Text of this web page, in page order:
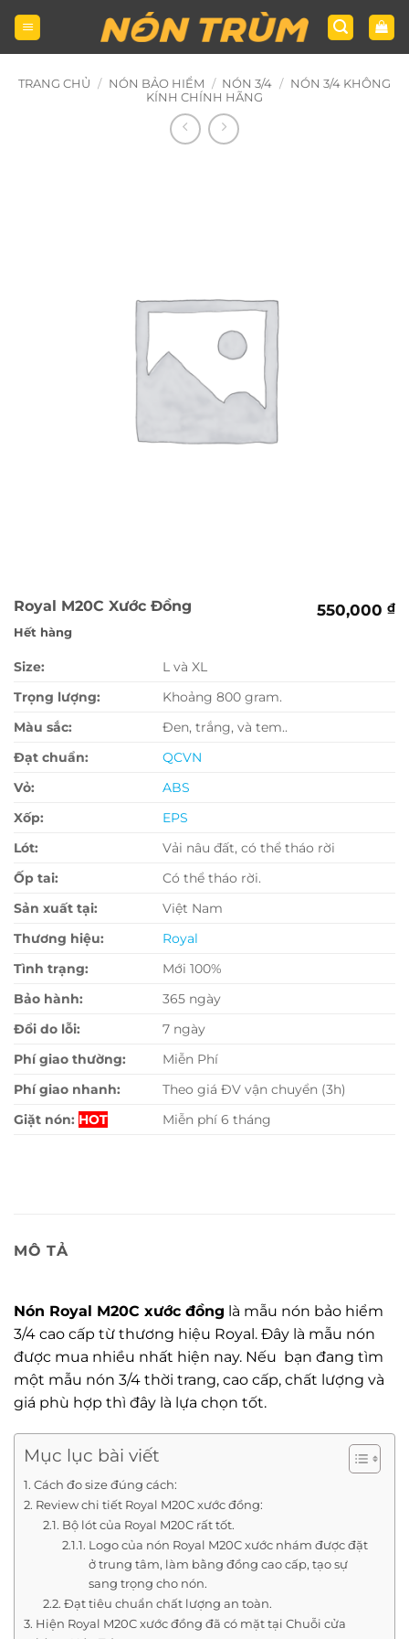
Bỏ
qua
nội
dungTRANG CHỦ / NÓN BẢO HIỂM / NÓN 3/4 / NÓN 3/4 KHÔNG
KÍNH CHÍNH HÃNG
Royal M20C Xước Đồng 550,000 ₫
Hết hàng
Size:
L và XL
Trọng lượng:
Khoảng 800 gram.
Màu sắc:
Đen, trắng, và tem..
Đạt chuẩn:
QCVN
Vỏ:
ABS
Xốp:
EPS
Lót:
Vải nâu đất, có thể tháo rời
Ốp tai:
Có thể tháo rời.
Sản xuất tại:
Việt Nam
Thương hiệu:
Royal
Tình trạng:
Mới 100%
Bảo hành:
365 ngày
Đổi do lỗi:
7 ngày
Phí giao thường:
Miễn Phí
Phí giao nhanh:
Theo giá ĐV vận chuyển (3h)
Giặt nón: HOT Miễn phí 6 tháng
MÔ TẢ
Nón Royal M20C xước đồng là mẫu nón bảo hiểm
3/4 cao cấp từ thương hiệu Royal. Đây là mẫu nón
được mua nhiều nhất hiện nay. Nếu bạn đang tìm
một mẫu nón 3/4 thời trang, cao cấp, chất lượng và
giá phù hợp thì đây là lựa chọn tốt.
Mục lục bài viết
Cách đo size đúng cách:
Review chi tiết Royal M20C xước đồng:
Bộ lót của Royal M20C rất tốt.
Logo của nón Royal M20C xước nhám được đặt
ở trung tâm, làm bằng đồng cao cấp, tạo sự
sang trọng cho nón.
Đạt tiêu chuẩn chất lượng an toàn.
Hiện Royal M20C xước đồng đã có mặt tại Chuỗi cửa